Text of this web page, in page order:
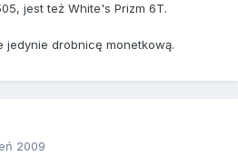
jest też White's Prizm 6T.
jedynie drobnicę monetkową.
2009